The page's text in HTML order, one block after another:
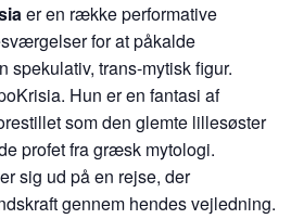
er en række performative
for at påkalde
spekulativ, trans-mytisk figur.
Hun er en fantasi af
som den glemte lillesøster
profet fra græsk mytologi.
sig ud på en rejse, der
gennem hendes vejledning.